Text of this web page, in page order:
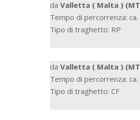
da Valletta ( Malta )
Tempo di percorrenza:
Tipo di traghetto: RP
da Valletta ( Malta )
Tempo di percorrenza:
Tipo di traghetto: CF